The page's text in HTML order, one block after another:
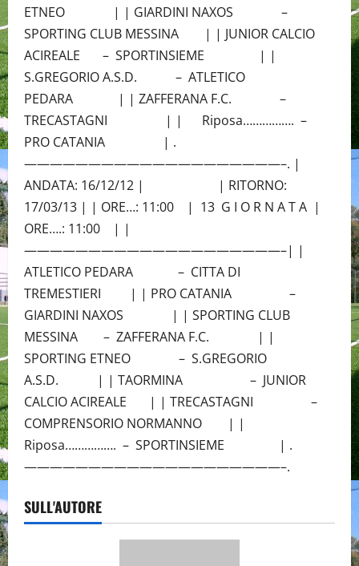
ETNEO | | GIARDINI NAXOS –
SPORTING CLUB MESSINA | | JUNIOR CALCIO
ACIREALE – SPORTINSIEME | |
S.GREGORIO A.S.D. – ATLETICO
PEDARA | | ZAFFERANA F.C. –
TRECASTAGNI | | Riposa……………. –
PRO CATANIA | .
————————————————————–. |
ANDATA: 16/12/12 | | RITORNO:
17/03/13 | | ORE…: 11:00 | 13 G I O R N A T A |
ORE….: 11:00 | |
————————————————————–| |
ATLETICO PEDARA – CITTA DI
TREMESTIERI | | PRO CATANIA –
GIARDINI NAXOS | | SPORTING CLUB
MESSINA – ZAFFERANA F.C. | |
SPORTING ETNEO – S.GREGORIO
A.S.D. | | TAORMINA – JUNIOR
CALCIO ACIREALE | | TRECASTAGNI –
COMPRENSORIO NORMANNO | |
Riposa……………. – SPORTINSIEME | .
————————————————————–.
SULL'AUTORE